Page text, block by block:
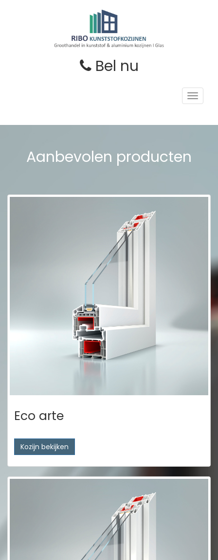
Bel nu
Toggle
Aanbevolen producten
Eco arte
Kozijn bekijken